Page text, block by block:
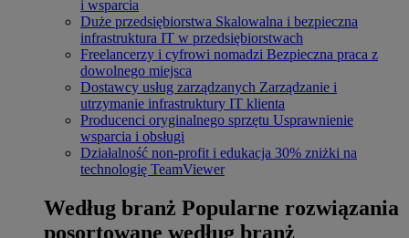
i wsparcia
Duże przedsiębiorstwa Skalowalna i bezpieczna
infrastruktura IT w przedsiębiorstwach
Freelancerzy i cyfrowi nomadzi Bezpieczna praca z
dowolnego miejsca
Dostawcy usług zarządzanych Zarządzanie i
utrzymanie infrastruktury IT klienta
Producenci oryginalnego sprzętu Usprawnienie
wsparcia i obsługi
Działalność non-profit i edukacja 30% zniżki na
technologię TeamViewer
Według branż Popularne rozwiązania
posortowane według branż